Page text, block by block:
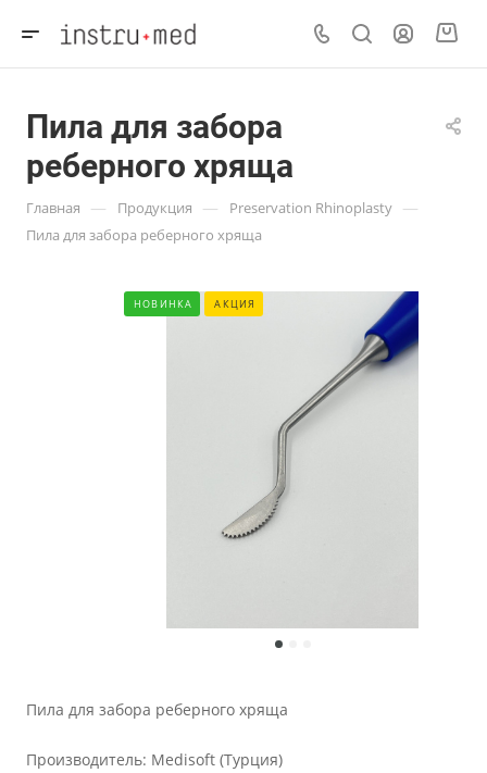
Пила для забора
реберного хряща
Главная — Продукция — Preservation Rhinoplasty —
Пила для забора реберного хряща
НОВИНКА АКЦИЯ
Пила для забора реберного хряща
Производитель: Medisoft (Турция)